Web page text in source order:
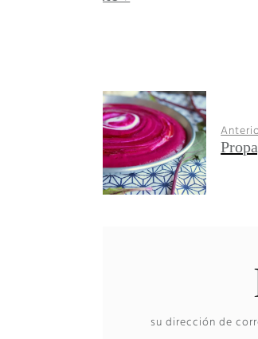
su dirección de